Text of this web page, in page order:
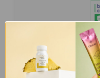
HACCP
(HACCP)